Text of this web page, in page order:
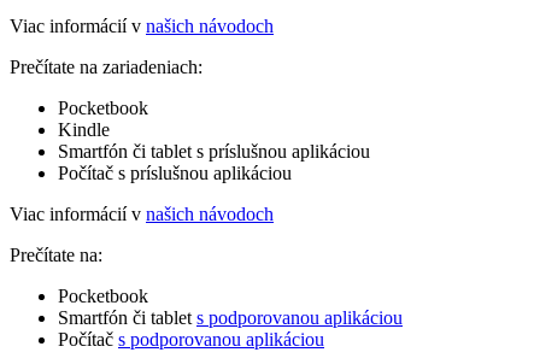
Viac informácií v našich návodoch
Prečítate na zariadeniach:
Pocketbook
Kindle
Smartfón či tablet s príslušnou aplikáciou
Počítač s príslušnou aplikáciou
Viac informácií v našich návodoch
Prečítate na:
Pocketbook
Smartfón či tablet s podporovanou aplikáciou
Počítač s podporovanou aplikáciou